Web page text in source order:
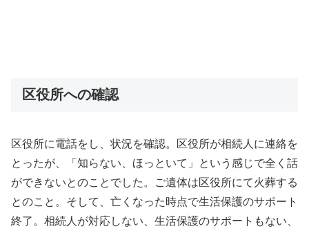
区役所への確認
区役所に電話をし、状況を確認。区役所が相続人に連絡を
とったが、「知らない、ほっといて」という感じで全く話
ができないとのことでした。ご遺体は区役所にて火葬する
とのこと。そして、亡くなった時点で生活保護のサポート
終了。相続人が対応しない、生活保護のサポートもない、